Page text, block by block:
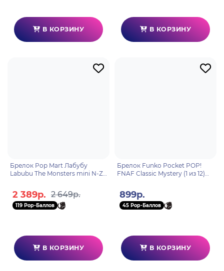
В КОРЗИНУ В КОРЗИНУ
Брелок Pop Mart Лабубу
Labubu The Monsters mini N-Z 1
2 389р. 2 649р.
119 Pop-Баллов
В КОРЗИНУ
Брелок Funko Pocket POP!
FNAF Classic Mystery (1 из 12)
899р.
45 Pop-Баллов
В КОРЗИНУ